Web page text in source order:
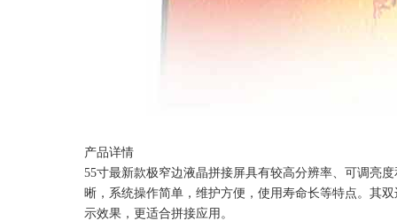
产品详情
55寸最新款极窄边液晶拼接屏具有较高分辨率、可调亮
晰，系统操作简单，维护方便，使用寿命长等特点。其
示效果，更适合拼接应用。